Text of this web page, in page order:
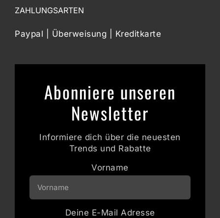
ZAHLUNGSARTEN
Paypal | Überweisung | Kreditkarte
Abonniere unseren
Newsletter
Informiere dich über die neuesten
Trends und Rabatte
Vorname
Deine E-Mail Adresse